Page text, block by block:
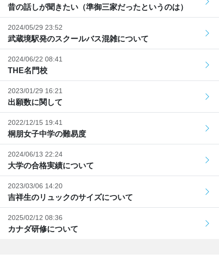
昔の話しが聞きたい（準御三家だったというのは）
2024/05/29 23:52
武蔵境駅発のスクールバス混雑について
2024/06/22 08:41
THE名門校
2023/01/29 16:21
出願数に関して
2022/12/15 19:41
桐朋女子中学の難易度
2024/06/13 22:24
大学の合格実績について
2023/03/06 14:20
吉祥生のリュックのサイズについて
2025/02/12 08:36
カナダ研修について